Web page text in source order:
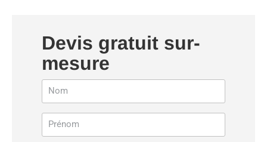
Devis gratuit sur-
mesure